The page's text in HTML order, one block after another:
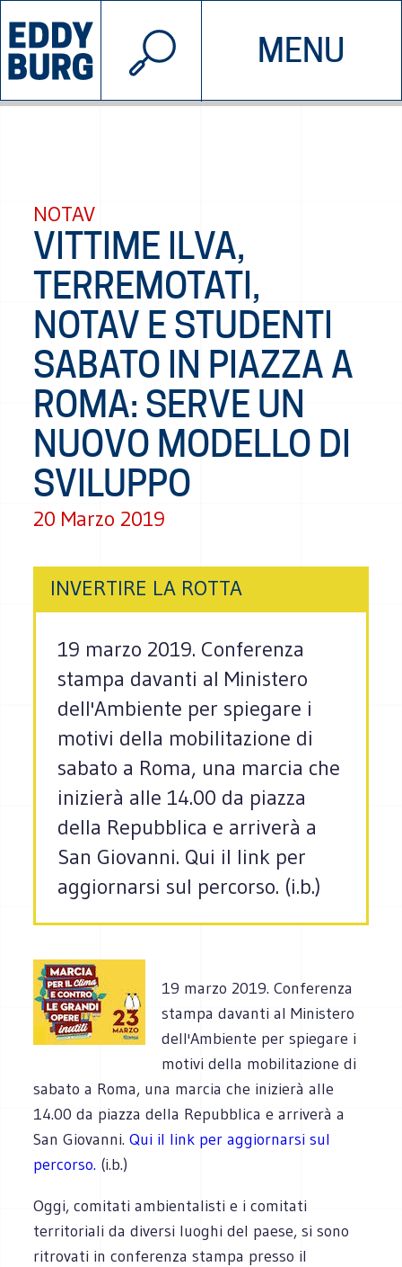
MENU
INIZIATIVE CHI SIAMO
© 2026 EDDYBURG
NOTAV
VITTIME ILVA,
TERREMOTATI,
NOTAV E STUDENTI
SABATO IN PIAZZA A
ROMA: SERVE UN
NUOVO MODELLO DI
SVILUPPO
20 Marzo 2019
INVERTIRE LA ROTTA
19 marzo 2019. Conferenza
stampa davanti al Ministero
dell'Ambiente per spiegare i
motivi della mobilitazione di
sabato a Roma, una marcia che
inizierà alle 14.00 da piazza
della Repubblica e arriverà a
San Giovanni. Qui il link per
aggiornarsi sul percorso. (i.b.)
19 marzo 2019. Conferenza
stampa davanti al Ministero
dell'Ambiente per spiegare i
motivi della mobilitazione di
sabato a Roma, una marcia che inizierà alle
14.00 da piazza della Repubblica e arriverà a
San Giovanni.Qui il link per aggiornarsi sul
percorso. (i.b.)
Oggi, comitati ambientalisti e i comitati
territoriali da diversi luoghi del paese, si sono
ritrovati in conferenza stampa presso il